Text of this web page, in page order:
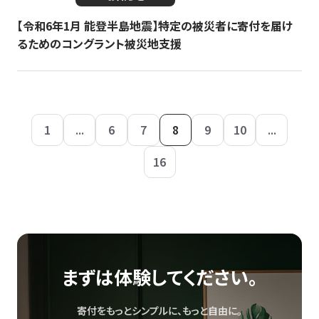
【令和6年1月 能登半島地震】特定の被災者に寄付を届け
るためのコングラント被災地支援
1 ... 6 7 8 9 10
...
16
まずは体験してください。
寄付をもっとシンプルに、もっと自由に。